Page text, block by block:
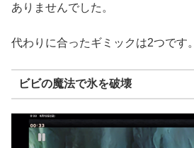
ありませんでした。
代わりに合ったギミックは2つです。
ビビの魔法で氷を破壊